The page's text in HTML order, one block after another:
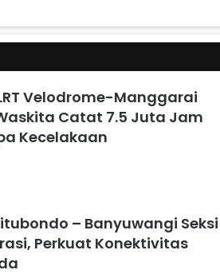
Velodrome-Manggarai
Catat 7.5 Juta Jam
Kecelakaan
– Banyuwangi Seksi
Perkuat Konektivitas